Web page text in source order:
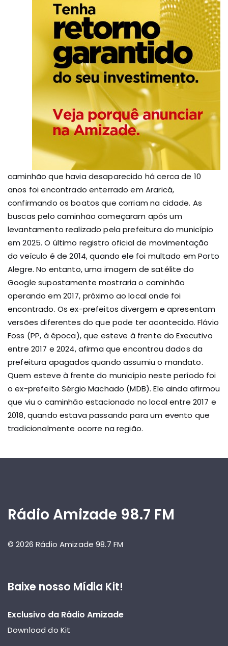
caminhão que havia desaparecido há cerca de 10
anos foi encontrado enterrado em Araricá,
confirmando os boatos que corriam na cidade. As
buscas pelo caminhão começaram após um
levantamento realizado pela prefeitura do município
em 2025. O último registro oficial de movimentação
do veículo é de 2014, quando ele foi multado em Porto
Alegre. No entanto, uma imagem de satélite do
Google supostamente mostraria o caminhão
operando em 2017, próximo ao local onde foi
encontrado. Os ex-prefeitos divergem e apresentam
versões diferentes do que pode ter acontecido. Flávio
Foss (PP, à época), que esteve à frente do Executivo
entre 2017 e 2024, afirma que encontrou dados da
prefeitura apagados quando assumiu o mandato.
Quem esteve à frente do município neste período foi
o ex-prefeito Sérgio Machado (MDB). Ele ainda afirmou
que viu o caminhão estacionado no local entre 2017 e
2018, quando estava passando para um evento que
tradicionalmente ocorre na região.
Rádio Amizade 98.7 FM
© 2026 Rádio Amizade 98.7 FM
Baixe nosso Mídia Kit!
Exclusivo da Rádio Amizade
Download do Kit